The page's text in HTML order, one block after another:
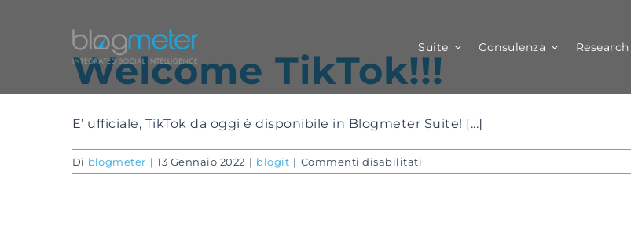
Suite Consulenza Research
Welcome TikTok!!!
E’ ufficiale, TikTok da oggi è disponibile in Blogmeter Suite! [...]
Di blogmeter | 13 Gennaio 2022 | blogit | Commenti disabilitati
Welcome